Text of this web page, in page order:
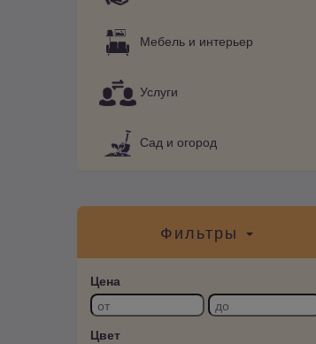
Мебель и интерьер
Услуги
Сад и огород
Фильтры
Цена
Цвет